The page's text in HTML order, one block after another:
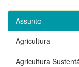
Assunto
Agricultura
Agricultura